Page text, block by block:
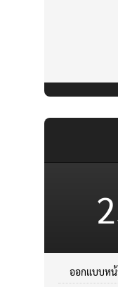
ออกแบบหน้